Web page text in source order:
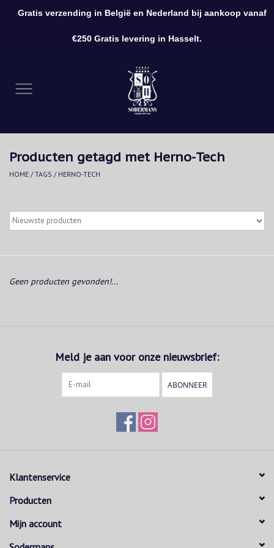
Kleding
Accessoires
Producten getagd met Herno-Tech
HOME /TAGS / HERNO-TECH
Geen producten gevonden!...
Meld je aan voor onze nieuwsbrief:
ABONNEER
Klantenservice
Producten
Mijn account
Gratis verzending in België en Nederland bij aankoop vanaf
€250 Gratis levering in Hasselt.